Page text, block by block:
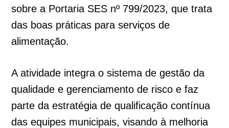
sobre a Portaria SES nº 799/2023, que trata
das boas práticas para serviços de
alimentação.
A atividade integra o sistema de gestão da
qualidade e gerenciamento de risco e faz
parte da estratégia de qualificação contínua
das equipes municipais, visando à melhoria